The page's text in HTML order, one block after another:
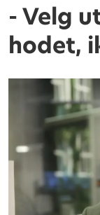
- Velg
hodet,